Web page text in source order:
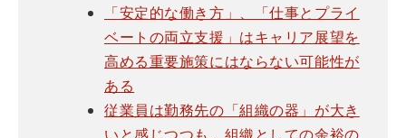
「安定的な働き方」、「仕事とプライ
ベートの両立支援」はキャリア展望を
高める重要施策にはならない可能性が
ある
従業員は勤務先の「組織の器」が大き